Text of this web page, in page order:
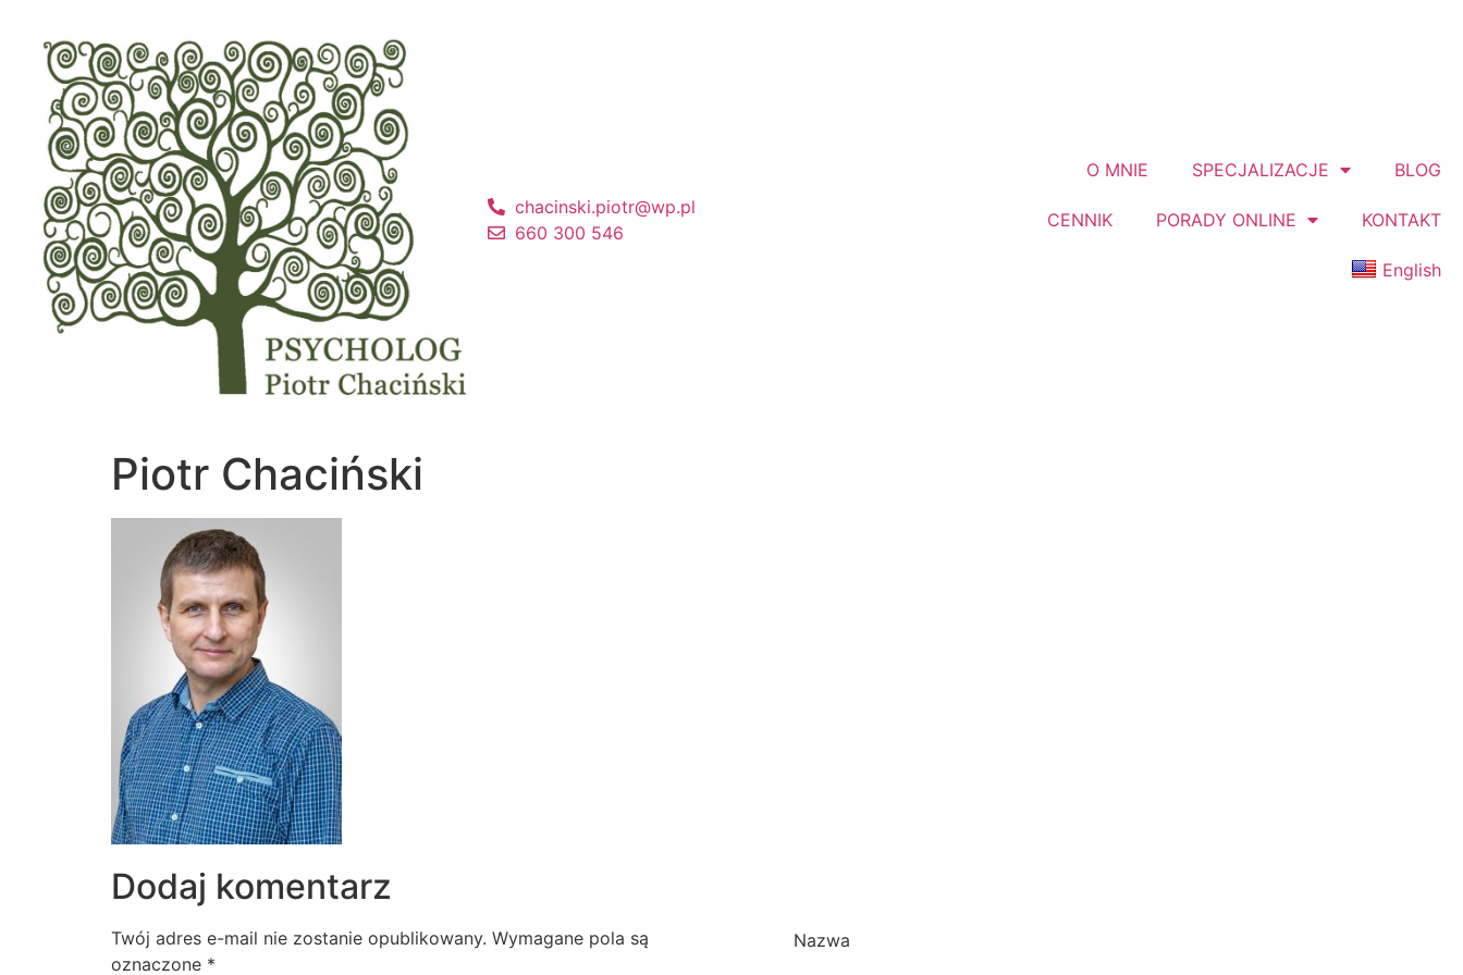
chacinski.piotr@wp.pl
660 300 546
O MNIE SPECJALIZACJE BLOG
CENNIK PORADY ONLINE KONTAKT
English
Piotr Chaciński
Dodaj komentarz
Twój adres e-mail nie zostanie opublikowany. Wymagane pola są
oznaczone *
Nazwa